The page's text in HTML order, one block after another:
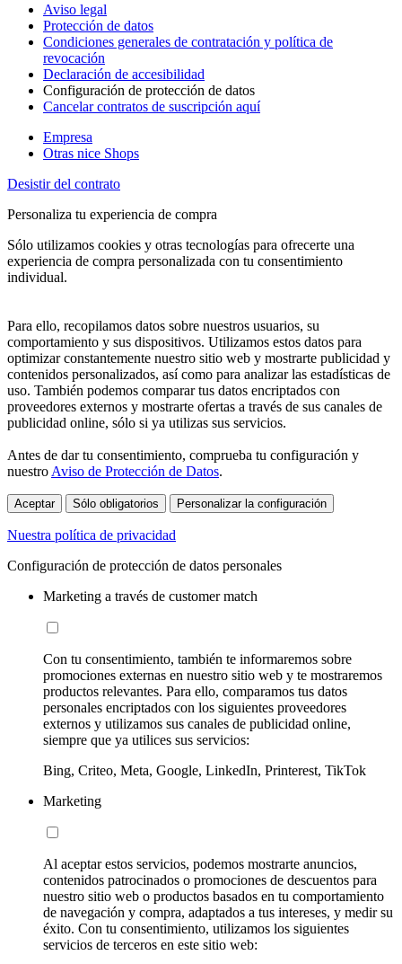
Aviso legal
Protección de datos
Condiciones generales de contratación y política de
revocación
Declaración de accesibilidad
Configuración de protección de datos
Cancelar contratos de suscripción aquí
Empresa
Otras nice Shops
Desistir del contrato
Personaliza tu experiencia de compra
Sólo utilizamos cookies y otras tecnologías para ofrecerte una
experiencia de compra personalizada con tu consentimiento
individual.
Para ello, recopilamos datos sobre nuestros usuarios, su
comportamiento y sus dispositivos. Utilizamos estos datos para
optimizar constantemente nuestro sitio web y mostrarte publicidad y
contenidos personalizados, así como para analizar las estadísticas de
uso. También podemos comparar tus datos encriptados con
proveedores externos y mostrarte ofertas a través de sus canales de
publicidad online, sólo si ya utilizas sus servicios.
Antes de dar tu consentimiento, comprueba tu configuración y
nuestro Aviso de Protección de Datos.
Aceptar Sólo obligatorios Personalizar la configuración
Nuestra política de privacidad
Configuración de protección de datos personales
Marketing a través de customer match
Con tu consentimiento, también te informaremos sobre
promociones externas en nuestro sitio web y te mostraremos
productos relevantes. Para ello, comparamos tus datos
personales encriptados con los siguientes proveedores
externos y utilizamos sus canales de publicidad online,
siempre que ya utilices sus servicios:
Bing, Criteo, Meta, Google, LinkedIn, Printerest, TikTok
Marketing
Al aceptar estos servicios, podemos mostrarte anuncios,
contenidos patrocinados o promociones de descuentos para
nuestro sitio web o productos basados en tu comportamiento
de navegación y compra, adaptados a tus intereses, y medir su
éxito. Con tu consentimiento, utilizamos los siguientes
servicios de terceros en este sitio web: